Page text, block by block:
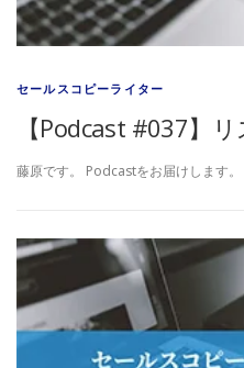
セールスコピーライター
【Podcast #037】
藤原です。 Podcastをお届けします